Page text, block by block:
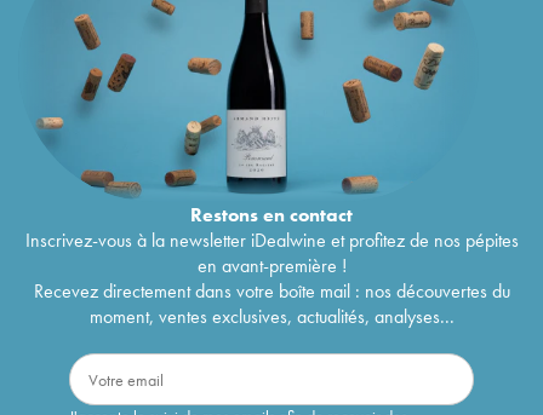
Restons encontact
Inscrivez-vous à la newsletter iDealwine et profitez de nos pépites
en avant-première !
Recevez directement dans votre boîte mail : nos découvertes du
moment, ventes exclusives, actualités, analyses...